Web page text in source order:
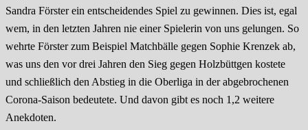
Sandra Förster ein entscheidendes Spiel zu gewinnen. Dies ist, egal
wem, in den letzten Jahren nie einer Spielerin von uns gelungen. So
wehrte Förster zum Beispiel Matchbälle gegen Sophie Krenzek ab,
was uns den vor drei Jahren den Sieg gegen Holzbüttgen kostete
und schließlich den Abstieg in die Oberliga in der abgebrochenen
Corona-Saison bedeutete. Und davon gibt es noch 1,2 weitere
Anekdoten.